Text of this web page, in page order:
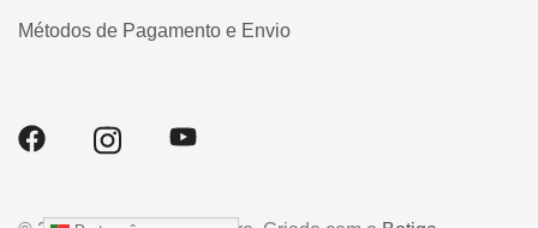
Métodos de Pagamento e Envio